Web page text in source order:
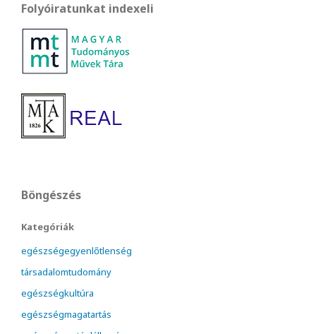
Folyóiratunkat indexeli
Böngészés
Kategóriák
egészségegyenlőtlenség
társadalomtudomány
egészségkultúra
egészségmagatartás